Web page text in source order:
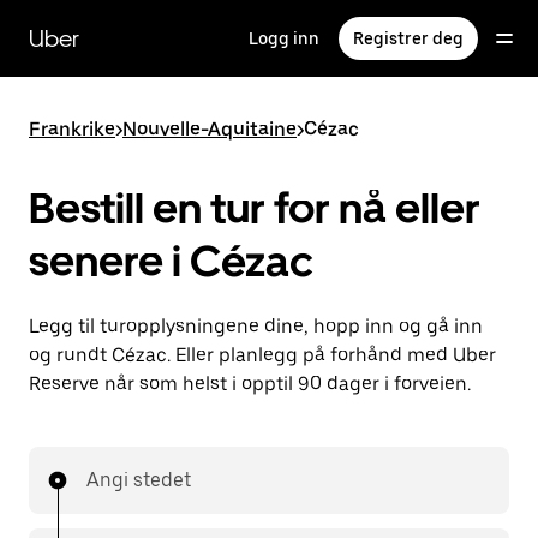
hovedinnholdet
Uber Logg inn Registrer deg
Frankrike>Nouvelle-Aquitaine>Cézac
Bestill en tur for nå eller
senere i Cézac
Legg til turopplysningene dine, hopp inn og gå inn
og rundt Cézac. Eller planlegg på forhånd med Uber
Reserve når som helst i opptil 90 dager i forveien.
Angi stedet